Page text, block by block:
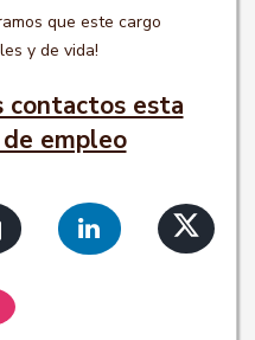
que este cargo
y de vida!
contactos esta
empleo